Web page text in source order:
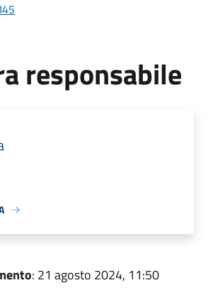
responsabile
: 21 agosto 2024, 11:50